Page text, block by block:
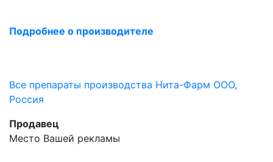
Подробнее о производителе
Все препараты производства Нита-Фарм ООО,
Россия
Продавец
Место Вашей рекламы